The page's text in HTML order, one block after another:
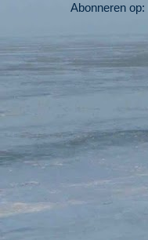
Abonneren op: